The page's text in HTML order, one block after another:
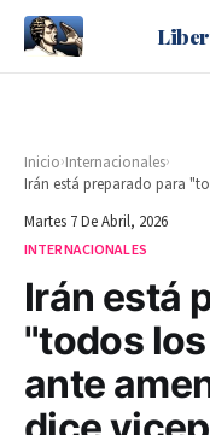
Inicio›Internacionales›
Martes 7 De Abril, 2026
INTERNACIONALES
Irán está
"todos
ante